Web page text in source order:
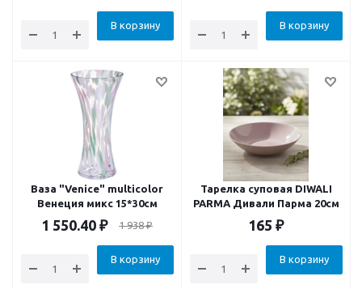
В корзину В корзину
Ваза "Venice" multicolor
Венеция микс 15*30см
1 550.40 ₽ 1 938₽
В корзину
Тарелка суповая DIWALI
PARMA Дивали Парма 20см
165 ₽
В корзину